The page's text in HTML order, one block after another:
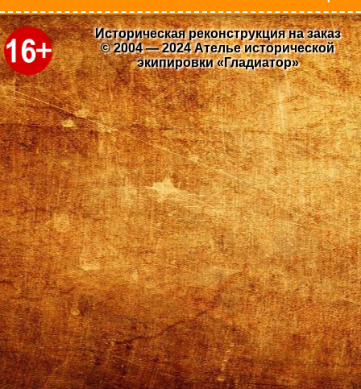
Историческая реконструкция на заказ
© 2004 — 2024 Ателье исторической
экипировки «Гладиатор»